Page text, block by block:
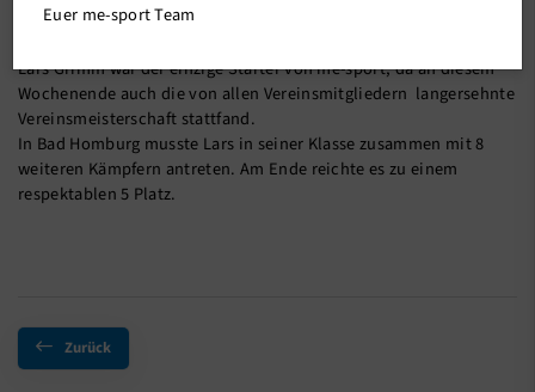
Einzelmeisterschaften Ü30 statt. Es war das erste große nationale
Lars Grimm war der einzige Starter von me-sport, da an diesem
Wochenende auch die von allen Vereinsmitgliedern langersehnte
Vereinsmeisterschaft stattfand.
In Bad Homburg musste Lars in seiner Klasse zusammen mit 8
weiteren Kämpfern antreten. Am Ende reichte es zu einem
respektablen 5 Platz.
Zurück
Euer me-sport Team